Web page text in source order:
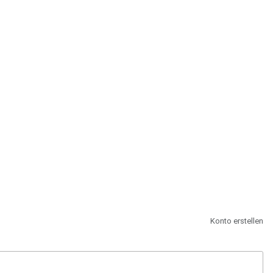
Konto erstellen